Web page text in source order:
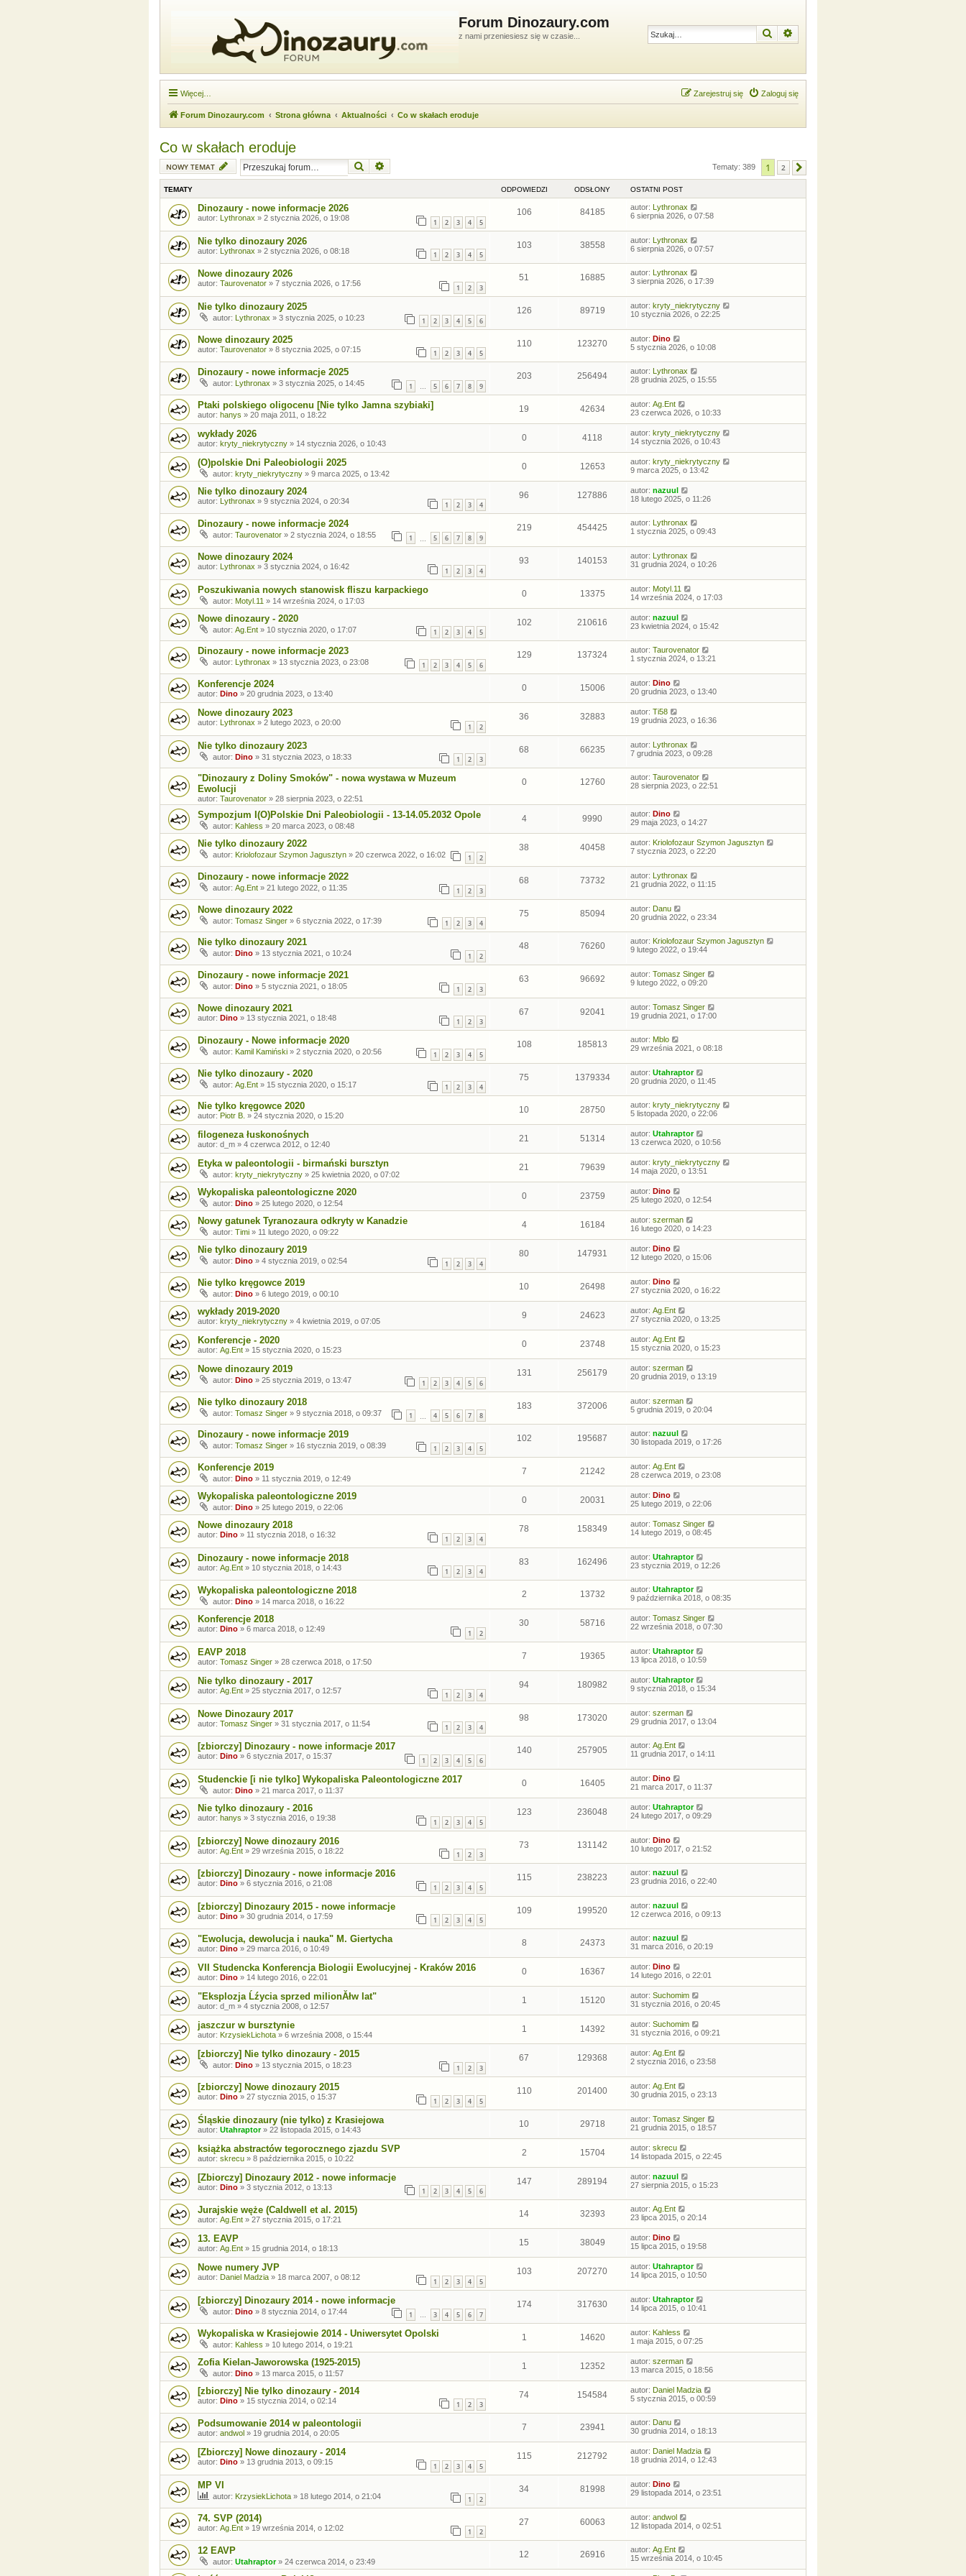
Forum Dinozaury.com
z nami przeniesiesz się w czasie... Szukaj
Więcej… Zaloguj się
Zarejestruj się
Forum Dinozaury.com Strona główna Aktualności Co w skałach eroduje
Co w skałach eroduje
NOWY TEMAT Szukaj Tematy: 389 1 2
TEMATY ODPOWIEDZI ODSŁONY OSTATNI POST
Dinozaury - nowe informacje 2026
autor: Lythronax » 2 stycznia 2026, o 19:08 1 2 3 4 5
106 84185 autor: Lythronax
6 sierpnia 2026, o 07:58
Nie tylko dinozaury 2026
autor: Lythronax » 2 stycznia 2026, o 08:18 1 2 3 4 5
103 38558 autor: Lythronax
6 sierpnia 2026, o 07:57
Nowe dinozaury 2026
autor: Taurovenator » 7 stycznia 2026, o 17:56 1 2 3
51 16885 autor:
Lythronax
3 sierpnia 2026, o 17:39
Nie tylko dinozaury 2025
autor: Lythronax » 3 stycznia 2025, o 10:23 1 2 3 4 5 6
126 89719 autor: kryty_niekrytyczny
10 stycznia 2026, o 22:25
Nowe dinozaury 2025
autor: Taurovenator » 8 stycznia 2025, o 07:15 1 2 3 4 5
110 123270 autor: Dino
5 stycznia 2026, o 10:08
Dinozaury - nowe informacje 2025
autor: Lythronax » 3 stycznia 2025, o 14:45 1 … 5 6 7 8 9
203 256494 autor:
Lythronax
28 grudnia 2025, o 15:55
Ptaki polskiego oligocenu [Nie tylko Jamna szybiaki]
autor: hanys » 20 maja 2011, o 18:22
19 42634 autor: Ag.Ent
23 czerwca 2026, o 10:33
wykłady 2026
autor: kryty_niekrytyczny » 14 stycznia 2026, o 10:43
0 4118 autor: kryty_niekrytyczny
14 stycznia 2026, o 10:43
(O)polskie Dni Paleobiologii 2025
autor: kryty_niekrytyczny » 9 marca 2025, o 13:42
0 12653 autor: kryty_niekrytyczny
9 marca 2025, o 13:42
Nie tylko dinozaury 2024
autor: Lythronax » 9 stycznia 2024, o 20:34 1 2 3 4
96 127886 autor: nazuul
18 lutego 2025, o 11:26
Dinozaury - nowe informacje 2024
autor: Taurovenator » 2 stycznia 2024, o 18:55 1 5 6 7 8 9
219 454425 autor: Lythronax
1 stycznia 2025, o 09:43
Nowe dinozaury 2024
autor: Lythronax » 3 stycznia 2024, o 16:42 1 2 3 4
93 140153 autor: Lythronax
31 grudnia 2024, o 10:26
Poszukiwania nowych stanowisk fliszu karpackiego
autor: Motyl.11 » 14 września 2024, o 17:03
0 13375 autor: Motyl.11
14 września 2024, o 17:03
Nowe dinozaury - 2020
autor: Ag.Ent » 10 stycznia 2020, o 17:07 1 2 3 4 5
102 210616 autor: nazuul
23 kwietnia 2024, o 15:42
Dinozaury - nowe informacje 2023
autor: Lythronax » 13 stycznia 2023, o 23:08 1 2 3 4 5 6
129 137324 autor: Taurovenator
1 stycznia 2024, o 13:21
Konferencje 2024
autor: Dino » 20 grudnia 2023, o 13:40
0 15006 autor: Dino
20 grudnia 2023, o 13:40
Nowe dinozaury 2023
autor: Lythronax » 2 lutego 2023, o 20:00 1 2
36 32883 autor: Ti58
19 grudnia 2023, o 16:36
Nie tylko dinozaury 2023
autor: Dino » 31 stycznia 2023, o 18:33 1 2 3
68 66235 autor: Lythronax
7 grudnia 2023, o 09:28
"Dinozaury z Doliny Smoków" - nowa wystawa w Muzeum
Ewolucji
autor: Taurovenator » 28 sierpnia 2023, o 22:51
0 12760 autor: Taurovenator
28 sierpnia 2023, o 22:51
Sympozjum I(O)Polskie Dni Paleobiologii - 13-14.05.2032 Opole
autor: Kahless » 20 marca 2023, o 08:48
4 9990 autor: Dino
29 maja 2023, o 14:27
Nie tylko dinozaury 2022
autor: Kriolofozaur Szymon Jagusztyn » 20 czerwca 2022, o 16:02 1 2
38 40458 autor: Kriolofozaur Szymon Jagusztyn
7 stycznia 2023, o 22:20
Dinozaury - nowe informacje 2022
autor: Ag.Ent » 21 lutego 2022, o 11:35 1 2 3
68 73732 autor: Lythronax
21 grudnia 2022, o 11:15
Nowe dinozaury 2022
autor: Tomasz Singer » 6 stycznia 2022, o 17:39 1 2 3 4
75 85094 autor: Danu
20 grudnia 2022, o 23:34
Nie tylko dinozaury 2021
autor: Dino » 13 stycznia 2021, o 10:24 1 2
48 76260 autor: Kriolofozaur Szymon Jagusztyn
9 lutego 2022, o 19:44
Dinozaury - nowe informacje 2021
autor: Dino » 5 stycznia 2021, o 18:05 1 2 3
63 96692 autor: Tomasz Singer
9 lutego 2022, o 09:20
Nowe dinozaury 2021
autor: Dino » 13 stycznia 2021, o 18:48 1 2 3
67 92041 autor: Tomasz Singer
19 grudnia 2021, o 17:00
Dinozaury - Nowe informacje 2020
autor: Kamil Kamiński » 2 stycznia 2020, o 20:56 1 2 3 4 5
108 185813 autor: Mblo
29 września 2021, o 08:18
Nie tylko dinozaury - 2020
autor: Ag.Ent » 15 stycznia 2020, o 15:17 1 2 3 4
75 1379334 autor: Utahraptor
20 grudnia 2020, o 11:45
Nie tylko kręgowce 2020
autor: Piotr B. » 24 stycznia 2020, o 15:20
10 28750 autor: kryty_niekrytyczny
5 listopada 2020, o 22:06
filogeneza łuskonośnych
autor: d_m » 4 czerwca 2012, o 12:40
21 51314 autor: Utahraptor
13 czerwca 2020, o 10:56
Etyka w paleontologii - birmański bursztyn
autor: kryty_niekrytyczny » 25 kwietnia 2020, o 07:02
21 79639 autor: kryty_niekrytyczny
14 maja 2020, o 13:51
Wykopaliska paleontologiczne 2020
autor: Dino » 25 lutego 2020, o 12:54
0 23759 autor: Dino
25 lutego 2020, o 12:54
Nowy gatunek Tyranozaura odkryty w Kanadzie
autor: Timi » 11 lutego 2020, o 09:22
4 16184 autor: szerman
16 lutego 2020, o 14:23
Nie tylko dinozaury 2019
autor: Dino » 4 stycznia 2019, o 02:54 1 2 3 4
80 147931 autor: Dino
12 lutego 2020, o 15:06
Nie tylko kręgowce 2019
autor: Dino » 6 lutego 2019, o 00:10
10 26498 autor: Dino
27 stycznia 2020, o 16:22
wykłady 2019-2020
autor: kryty_niekrytyczny » 4 kwietnia 2019, o 07:05
9 24623 autor: Ag.Ent
27 stycznia 2020, o 13:25
Konferencje - 2020
autor: Ag.Ent » 15 stycznia 2020, o 15:23
0 23748 autor: Ag.Ent
15 stycznia 2020, o 15:23
Nowe dinozaury 2019
autor: Dino » 25 stycznia 2019, o 13:47 1 2 3 4 5 6
131 256179 autor: szerman
20 grudnia 2019, o 13:19
Nie tylko dinozaury 2018
autor: Tomasz Singer » 9 stycznia 2018, o 09:37 1 4 5 6 7 8
183 372006 autor: szerman
5 grudnia 2019, o 20:04
Dinozaury - nowe informacje 2019
autor: Tomasz Singer » 16 stycznia 2019, o 08:39 1 2 3 4 5
102 195687 autor: nazuul
30 listopada 2019, o 17:26
Konferencje 2019
autor: Dino » 11 stycznia 2019, o 12:49
7 21242 autor: Ag.Ent
28 czerwca 2019, o 23:08
Wykopaliska paleontologiczne 2019
autor: Dino » 25 lutego 2019, o 22:06
0 20031 autor: Dino
25 lutego 2019, o 22:06
Nowe dinozaury 2018
autor: Dino » 11 stycznia 2018, o 16:32 1 2 3 4
78 158349 autor: Tomasz Singer
14 lutego 2019, o 08:45
Dinozaury - nowe informacje 2018
autor: Ag.Ent » 10 stycznia 2018, o 14:43 1 2 3 4
83 162496 autor: Utahraptor
23 stycznia 2019, o 12:26
Wykopaliska paleontologiczne 2018
autor: Dino » 14 marca 2018, o 16:22
2 13732 autor: Utahraptor
9 października 2018, o 08:35
Konferencje 2018
autor: Dino » 6 marca 2018, o 12:49 1 2
30 58716 autor: Tomasz Singer
22 września 2018, o 07:30
EAVP 2018
autor: Tomasz Singer » 28 czerwca 2018, o 17:50
7 19365 autor: Utahraptor
13 lipca 2018, o 10:59
Nie tylko dinozaury - 2017
autor: Ag.Ent » 25 stycznia 2017, o 12:57 1 2 3 4
94 180982 autor: Utahraptor
9 stycznia 2018, o 15:34
Nowe Dinozaury 2017
autor: Tomasz Singer » 31 stycznia 2017, o 11:54 1 2 3 4
98 173020 autor: szerman
29 grudnia 2017, o 13:04
[zbiorczy] Dinozaury - nowe informacje 2017
autor: Dino » 6 stycznia 2017, o 15:37 1 2 3 4 5 6
140 257905 autor: Ag.Ent
11 grudnia 2017, o 14:11
Studenckie [i nie tylko] Wykopaliska Paleontologiczne 2017
autor: Dino » 21 marca 2017, o 11:37
0 16405 autor: Dino
21 marca 2017, o 11:37
Nie tylko dinozaury - 2016
autor: hanys » 3 stycznia 2016, o 19:38 1 2 3 4 5
123 236048 autor: Utahraptor
24 lutego 2017, o 09:29
[zbiorczy] Nowe dinozaury 2016
autor: Ag.Ent » 29 września 2015, o 18:22 1 2 3
73 131142 autor: Dino
10 lutego 2017, o 21:52
[zbiorczy] Dinozaury - nowe informacje 2016
autor: Dino » 6 stycznia 2016, o 21:08 1 2 3 4 5
115 238223 autor: nazuul
23 grudnia 2016, o 22:40
[zbiorczy] Dinozaury 2015 - nowe informacje
autor: Dino » 30 grudnia 2014, o 17:59 1 2 3 4 5
109 199520 autor: nazuul
12 czerwca 2016, o 09:13
"Ewolucja, dewolucja i nauka" M. Giertycha
autor: Dino » 29 marca 2016, o 10:49
8 24373 autor: nazuul
31 marca 2016, o 20:19
VII Studencka Konferencja Biologii Ewolucyjnej - Kraków 2016
autor: Dino » 14 lutego 2016, o 22:01
0 16367 autor: Dino
14 lutego 2016, o 22:01
"Eksplozja Ĺźycia sprzed milionĂłw lat"
autor: d_m » 4 stycznia 2008, o 12:57
1 15120 autor: Suchomim
31 stycznia 2016, o 20:45
jaszczur w bursztynie
autor: KrzysiekLichota » 6 września 2008, o 15:44
1 14392 autor: Suchomim
31 stycznia 2016, o 09:21
[zbiorczy] Nie tylko dinozaury - 2015
autor: Dino » 13 stycznia 2015, o 18:23 1 2 3
67 129368 autor: Ag.Ent
2 stycznia 2016, o 23:58
[zbiorczy] Nowe dinozaury 2015
autor: Dino » 27 stycznia 2015, o 15:37 1 2 3 4 5
110 201400 autor: Ag.Ent
30 grudnia 2015, o 23:13
Śląskie dinozaury (nie tylko) z Krasiejowa
autor: Utahraptor» 22 listopada 2015, o 14:43
10 29718 autor: Tomasz Singer
21 grudnia 2015, o 18:57
książka abstractów tegorocznego zjazdu SVP
autor: skrecu » 8 października 2015, o 10:22
2 15704 autor: skrecu
14 listopada 2015, o 22:45
[Zbiorczy] Dinozaury 2012 - nowe informacje
autor: Dino » 3 stycznia 2012, o 13:13 1 2 3 4 5 6
147 289194 autor: nazuul
27 sierpnia 2015, o 15:23
Jurajskie węże (Caldwell et al. 2015)
autor: Ag.Ent » 27 stycznia 2015, o 17:21
14 32393 autor: Ag.Ent
23 lipca 2015, o 20:14
13. EAVP
autor: Ag.Ent » 15 grudnia 2014, o 18:13
15 38049 autor: Dino
15 lipca 2015, o 19:58
Nowe numery JVP
autor: Daniel Madzia » 18 marca 2007, o 08:12 1 2 3 4 5
103 207270 autor: Utahraptor
14 lipca 2015, o 10:50
[zbiorczy] Dinozaury 2014 - nowe informacje
autor: Dino » 8 stycznia 2014, o 17:44 1 … 3 4 5 6 7
174 317630 autor: Utahraptor
14 lipca 2015, o 10:41
Wykopaliska w Krasiejowie 2014 - Uniwersytet Opolski
autor: Kahless » 10 lutego 2014, o 19:21
1 14620 autor: Kahless
1 maja 2015, o 07:25
Zofia Kielan-Jaworowska (1925-2015)
autor: Dino » 13 marca 2015, o 11:57
1 12352 autor: szerman
13 marca 2015, o 18:56
[zbiorczy] Nie tylko dinozaury - 2014
autor: Dino » 15 stycznia 2014, o 02:14 1 2 3
74 154584 autor: Daniel Madzia
5 stycznia 2015, o 00:59
Podsumowanie 2014 w paleontologii
autor: andwol » 19 grudnia 2014, o 20:05
7 23941 autor: Danu
30 grudnia 2014, o 18:13
[Zbiorczy] Nowe dinozaury - 2014
autor: Dino » 13 grudnia 2013, o 09:15 1 2 3 4 5
115 212792 autor: Daniel Madzia
18 grudnia 2014, o 12:43
MP VI
autor: KrzysiekLichota » 18 lutego 2014, o 21:04 1 2
34 81998 autor: Dino
29 listopada 2014, o 23:51
74. SVP (2014)
autor: Ag.Ent » 19 września 2014, o 12:02 1 2
27 60063 autor: andwol
12 listopada 2014, o 02:51
12 EAVP
autor: Utahraptor» 24 czerwca 2014, o 23:49
12 26916 autor: Ag.Ent
15 września 2014, o 10:45